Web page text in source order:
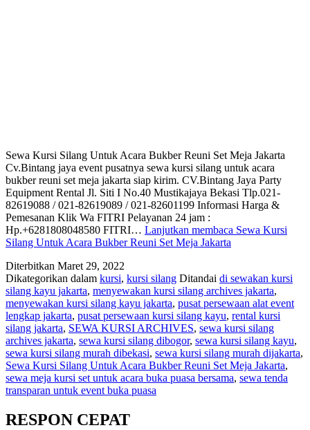
Sewa Kursi Silang Untuk Acara Bukber Reuni Set Meja Jakarta
Cv.Bintang jaya event pusatnya sewa kursi silang untuk acara
bukber reuni set meja jakarta siap kirim. CV.Bintang Jaya Party
Equipment Rental Jl. Siti I No.40 Mustikajaya Bekasi Tlp.021-
82619088 / 021-82619089 / 021-82601199 Informasi Harga &
Pemesanan Klik Wa FITRI Pelayanan 24 jam :
Hp.+6281808048580 FITRI… Lanjutkan membaca Sewa Kursi
Silang Untuk Acara Bukber Reuni Set Meja Jakarta
Diterbitkan Maret 29, 2022
Dikategorikan dalam kursi, kursi silang Ditandai di sewakan kursi
silang kayu jakarta, menyewakan kursi silang archives jakarta,
menyewakan kursi silang kayu jakarta, pusat persewaan alat event
lengkap jakarta, pusat persewaan kursi silang kayu, rental kursi
silang jakarta, SEWA KURSI ARCHIVES, sewa kursi silang
archives jakarta, sewa kursi silang dibogor, sewa kursi silang kayu,
sewa kursi silang murah dibekasi, sewa kursi silang murah dijakarta,
Sewa Kursi Silang Untuk Acara Bukber Reuni Set Meja Jakarta,
sewa meja kursi set untuk acara buka puasa bersama, sewa tenda
transparan untuk event buka puasa
RESPON CEPAT